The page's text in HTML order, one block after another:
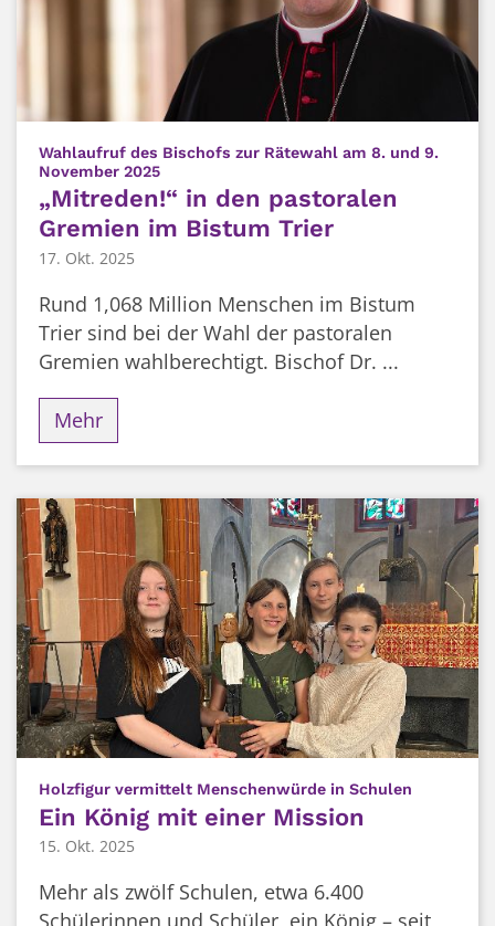
Wahlaufruf des Bischofs zur Rätewahl am 8. und 9.
November 2025:
„Mitreden!“ in den pastoralen
Gremien im Bistum Trier
17. Okt. 2025
Rund 1,068 Million Menschen im Bistum
Trier sind bei der Wahl der pastoralen
Gremien wahlberechtigt. Bischof Dr. ...
Mehr
Holzfigur vermittelt Menschenwürde in Schulen
Ein König mit einer Mission
15. Okt. 2025
Mehr als zwölf Schulen, etwa 6.400
Schülerinnen und Schüler, ein König – seit